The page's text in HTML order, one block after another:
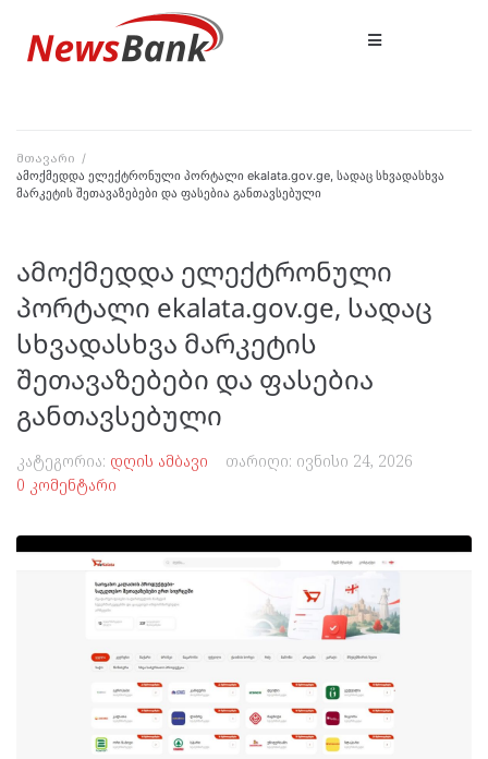
მთავარი /
ამოქმედდა ელექტრონული პორტალი ekalata.gov.ge, სადაც სხვადასხვა
მარკეტის შეთავაზებები და ფასებია განთავსებული
ამოქმედდა ელექტრონული
პორტალი ekalata.gov.ge, სადაც
სხვადასხვა მარკეტის
შეთავაზებები და ფასებია
განთავსებული
კატეგორია: დღის ამბავი თარიღი: ივნისი 24, 2026
0 კომენტარი